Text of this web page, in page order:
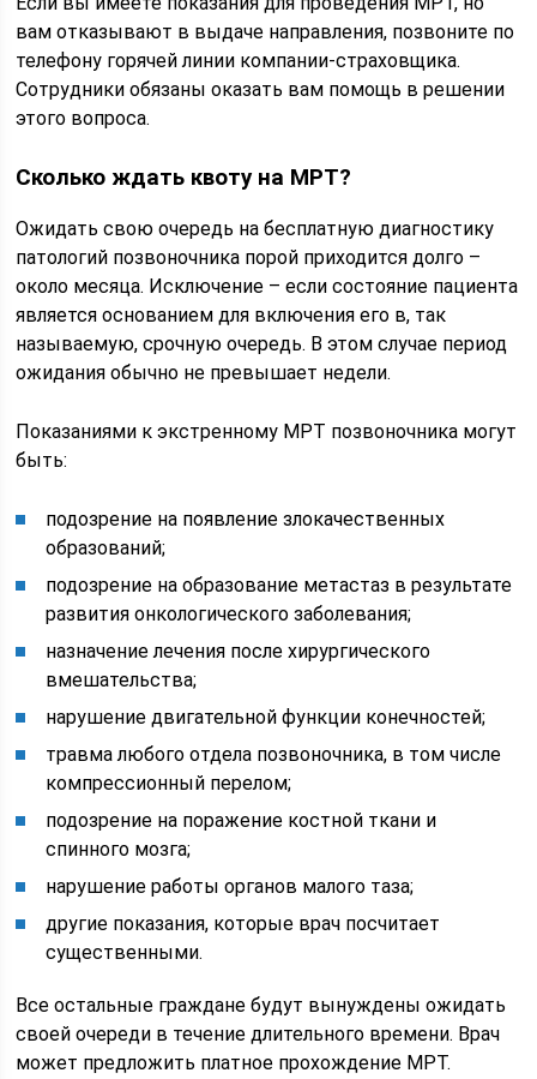
вам отказывают в выдаче направления, позвоните по
телефону горячей линии компании-страховщика.
Сотрудники обязаны оказать вам помощь в решении
этого вопроса.
Сколько ждать квоту на МРТ?
Ожидать свою очередь на бесплатную диагностику
патологий позвоночника порой приходится долго –
около месяца. Исключение – если состояние пациента
является основанием для включения его в, так
называемую, срочную очередь. В этом случае период
ожидания обычно не превышает недели.
Показаниями к экстренному МРТ позвоночника могут
быть:
подозрение на появление злокачественных
образований;
подозрение на образование метастаз в результате
развития онкологического заболевания;
назначение лечения после хирургического
вмешательства;
нарушение двигательной функции конечностей;
травма любого отдела позвоночника, в том числе
компрессионный перелом;
подозрение на поражение костной ткани и
спинного мозга;
нарушение работы органов малого таза;
другие показания, которые врач посчитает
существенными.
Все остальные граждане будут вынуждены ожидать
своей очереди в течение длительного времени. Врач
может предложить платное прохождение МРТ.